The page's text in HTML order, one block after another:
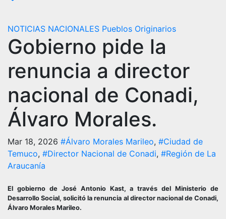
NOTICIAS NACIONALES Pueblos Originarios
Gobierno pide la
renuncia a director
nacional de Conadi,
Álvaro Morales.
Mar 18, 2026 #Álvaro Morales Marileo, #Ciudad de
Temuco, #Director Nacional de Conadi, #Región de La
Araucanía
El gobierno de José Antonio Kast, a través del Ministerio de
Desarrollo Social, solicitó la renuncia al director nacional de Conadi,
Álvaro Morales Marileo.